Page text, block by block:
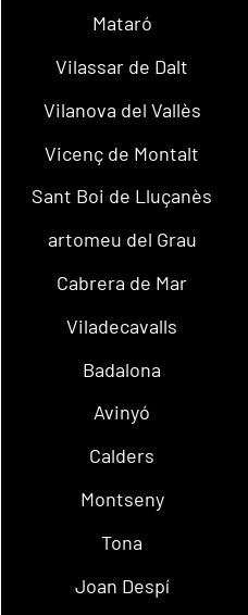
Mataró
Vilassar de Dalt
Vilanova del Vallès
Vicenç de Montalt
Sant Boi de Lluçanès
artomeu del Grau
Cabrera de Mar
Viladecavalls
Badalona
Avinyó
Calders
Montseny
Tona
Joan Despí